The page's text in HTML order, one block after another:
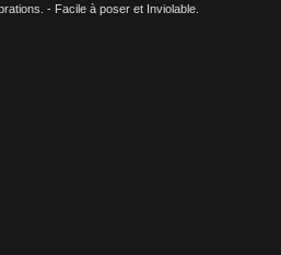
- Facile à poser et Inviolable.